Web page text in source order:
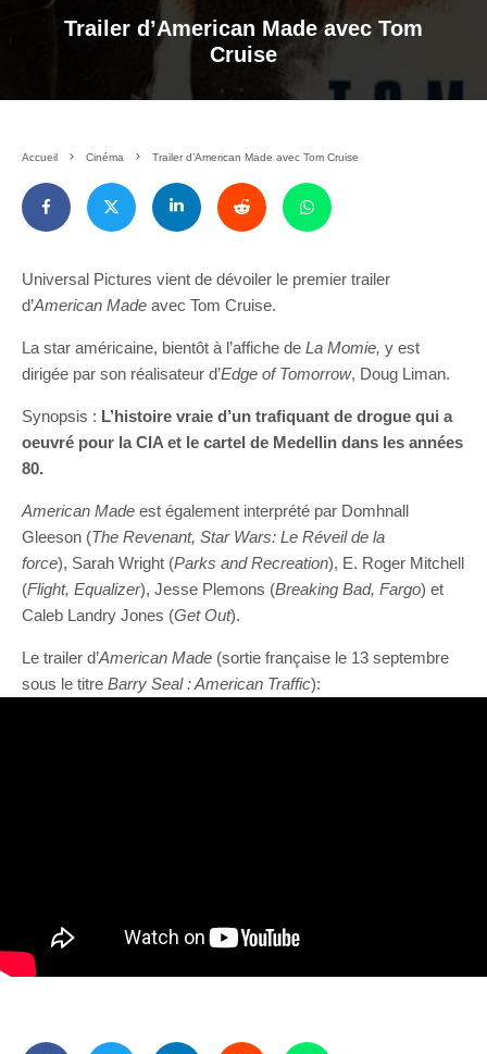
Trailer d’American Made avec Tom
Cruise
Accueil Cinéma Trailer d’American Made avec Tom Cruise
Universal Pictures vient de dévoiler le premier trailer
d’American Made avec Tom Cruise.
La star américaine, bientôt à l’affiche de La Momie, y est
dirigée par son réalisateur d’Edge of Tomorrow, Doug Liman.
Synopsis : L’histoire vraie d’un trafiquant de drogue qui a
oeuvré pour la CIA et le cartel de Medellin dans les années
80.
American Made est également interprété par Domhnall
Gleeson (The Revenant, Star Wars: Le Réveil de la
force), Sarah Wright (Parks and Recreation), E. Roger Mitchell
(Flight, Equalizer), Jesse Plemons (Breaking Bad, Fargo) et
Caleb Landry Jones (Get Out).
Le trailer d’American Made (sortie française le 13 septembre
sous le titre Barry Seal : American Traffic):